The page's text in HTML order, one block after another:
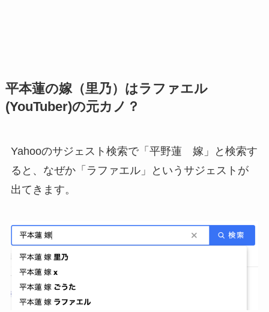
平本蓮の嫁（里乃）はラファエル
(YouTuber)の元カノ？
Yahooのサジェスト検索で「平野蓮 嫁」と検索す
ると、なぜか「ラファエル」というサジェストが
出てきます。